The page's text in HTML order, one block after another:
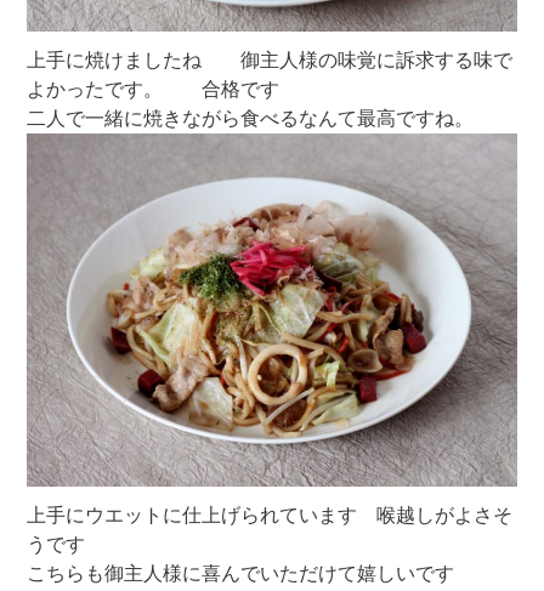
上手に焼けましたね 御主人様の味覚に訴求する味で
よかったです。 合格です
二人で一緒に焼きながら食べるなんて最高ですね。
上手にウエットに仕上げられています 喉越しがよさそ
うです
こちらも御主人様に喜んでいただけて嬉しいです